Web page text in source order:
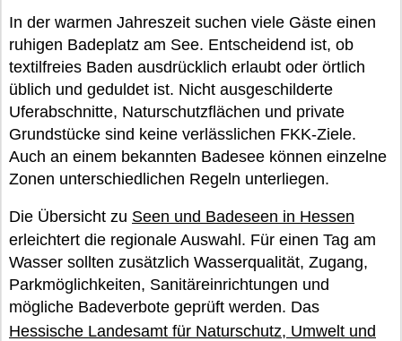
In der warmen Jahreszeit suchen viele Gäste einen
ruhigen Badeplatz am See. Entscheidend ist, ob
textilfreies Baden ausdrücklich erlaubt oder örtlich
üblich und geduldet ist. Nicht ausgeschilderte
Uferabschnitte, Naturschutzflächen und private
Grundstücke sind keine verlässlichen FKK-Ziele.
Auch an einem bekannten Badesee können einzelne
Zonen unterschiedlichen Regeln unterliegen.
Die Übersicht zu Seen und Badeseen in Hessen
erleichtert die regionale Auswahl. Für einen Tag am
Wasser sollten zusätzlich Wasserqualität, Zugang,
Parkmöglichkeiten, Sanitäreinrichtungen und
mögliche Badeverbote geprüft werden. Das
Hessische Landesamt für Naturschutz, Umwelt und